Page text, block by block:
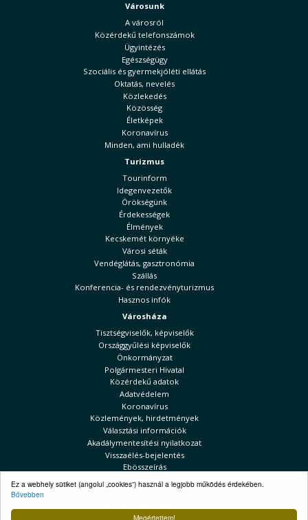
Megértettem!
Ez a webhely sütiket (angolul „cookies”) használ a legjobb működés érdekében.
Bővebben
Városunk
A városról
Közérdekű telefonszámok
Ügyintézés
Egészségügy
Szociális és gyermekjóléti ellátás
Oktatás, nevelés
Közlekedés
Közösség
Életképek
Koronavírus
Minden, ami hulladék
Turizmus
Tourinform
Idegenvezetők
Örökségünk
Érdekességek
Élmények
Kecskemét környéke
Városi séták
Vendéglátás, gasztronómia
Szállás
Konferencia- és rendezvényturizmus
Hasznos infók
Városháza
Tisztségviselők, képviselők
Országgyűlési képviselők
Önkormányzat
Polgármesteri Hivatal
Közérdekű adatok
Adatvédelem
Koronavírus
Közlemények, hirdetmények
Választási információk
Akadálymentesítési nyilatkozat
Visszaélés-bejelentés
Ebösszeírás
Kecskeméti Hírek